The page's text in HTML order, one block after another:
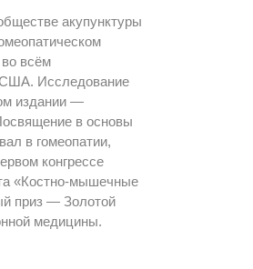
акупунктуры
во всём
Исследование
издании —
в основы
в гомеопатии,
конгрессе
«Костно-мышечные
приз — Золотой
медицины.